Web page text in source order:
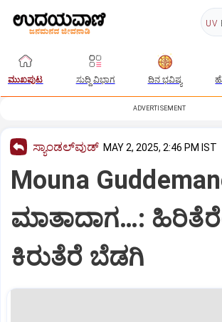
UV
ಮುಖಪುಟ ಸುದ್ದಿ ವಿಭಾಗ ದಿನ ಭವಿಷ್ಯ
ADVERTISEMENT
ಸ್ಯಾಂಡಲ್‌ವುಡ್‌ MAY 2, 2025, 2:46 PM IST
Mouna
ಮಾತಾದಾಗ…:
ಕಿರುತೆರೆ ಬೆಡಗಿ